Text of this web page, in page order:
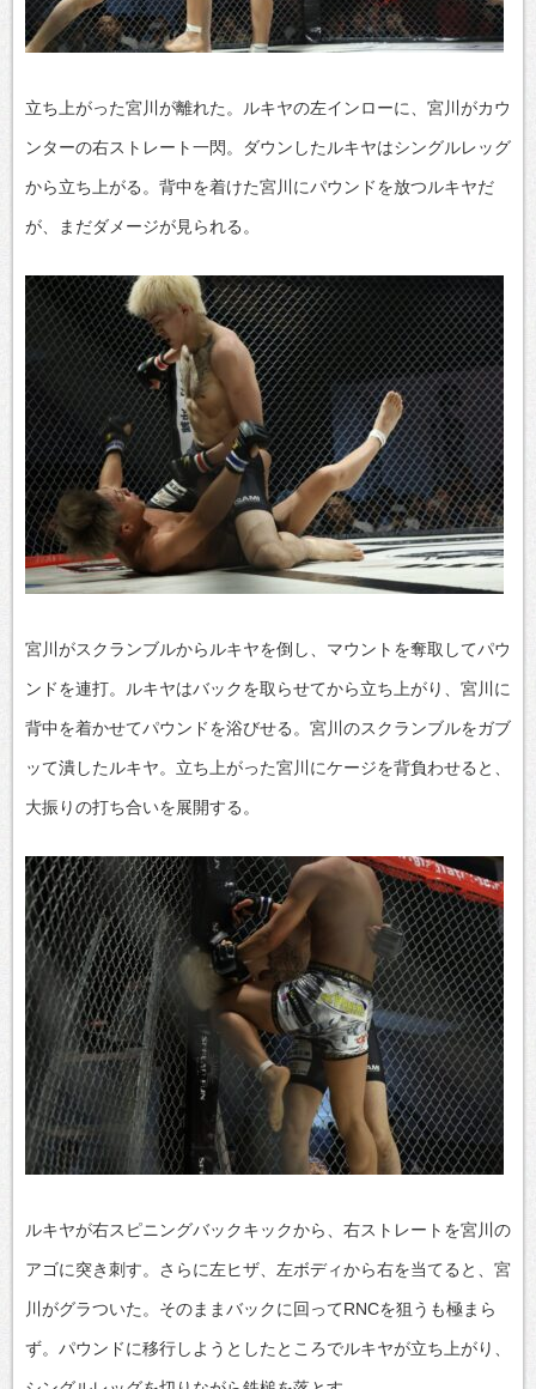
立ち上がった宮川が離れた。ルキヤの左インローに、宮川がカウ
ンターの右ストレート一閃。ダウンしたルキヤはシングルレッグ
から立ち上がる。背中を着けた宮川にパウンドを放つルキヤだ
が、まだダメージが見られる。
宮川がスクランブルからルキヤを倒し、マウントを奪取してパウ
ンドを連打。ルキヤはバックを取らせてから立ち上がり、宮川に
背中を着かせてパウンドを浴びせる。宮川のスクランブルをガブ
ッて潰したルキヤ。立ち上がった宮川にケージを背負わせると、
大振りの打ち合いを展開する。
ルキヤが右スピニングバックキックから、右ストレートを宮川の
アゴに突き刺す。さらに左ヒザ、左ボディから右を当てると、宮
川がグラついた。そのままバックに回ってRNCを狙うも極まら
ず。パウンドに移行しようとしたところでルキヤが立ち上がり、